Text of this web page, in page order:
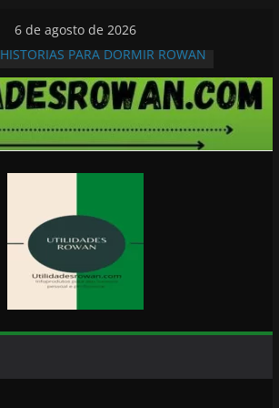
6 de agosto de 2026
HISTORIAS PARA DORMIR ROWAN